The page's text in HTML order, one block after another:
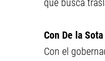
que busca
Con De la Sota
Con el